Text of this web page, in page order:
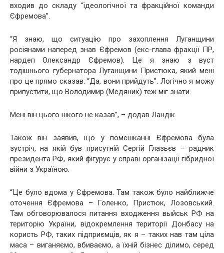
входив до складу “ідеологічної та фракційної команди
Єфремова”.
“Я знаю, що ситуацію про захоплення Луганщини
росіянами наперед знав Єфремов (екс-глава фракції ПР,
нардеп Олександр Єфремов). Це я знаю з вуст
тодішнього губернатора Луганщини Пристюка, який мені
про це прямо сказав: “Да, вони прийдуть”. Логічно я можу
припустити, що Володимир (Медяник) теж міг знати.
Мені він цього нікого не казав”, – додав Ландік.
Також він заявив, що у помешканні Єфремова була
зустріч, на якій був присутній Сергій Глазьєв – радник
президента РФ, який фігурує у справі організації гібридної
війни з Україною.
“Це було вдома у Єфремова. Там також було найближче
оточення Єфремова – Голенко, Пристюк, Лозовський.
Там обговорювалося питання входження выйськ РФ на
територію України, відокремлення території Донбасу на
користь РФ, таких підприємців, як я – таких нав там ціла
маса – виганяємо, вбиваємо, а їхній бізнес ділимо, серед